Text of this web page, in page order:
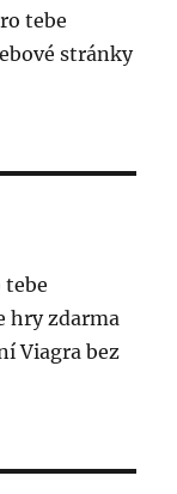
tebe
stránky
hry zdarma
Viagra bez